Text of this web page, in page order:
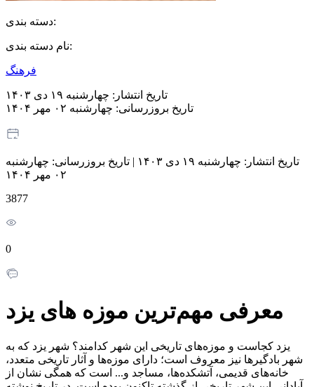
دسته بندی:
نام دسته بندی:
فرهنگ
تاریخ انتشار: چهارشنبه ۱۹ دی ۱۴۰۳
تاریخ بروزرسانی: چهارشنبه ۰۲ مهر ۱۴۰۴
تاریخ انتشار: چهارشنبه ۱۹ دی ۱۴۰۳ | تاریخ بروزرسانی: چهارشنبه
۰۲ مهر ۱۴۰۴
3877
0
معرفی مهم‌ترین موزه های یزد
یزد کجاست و موزه‌های تاریخی این شهر کدامند؟ شهر یزد که به
شهر بادگیرها نیز معروف است؛ دارای موزه‌ها و آثار تاریخی متعدد،
خانه‌های قدیمی، آتشکده‌ها، مساجد و... است که همگی نشان از